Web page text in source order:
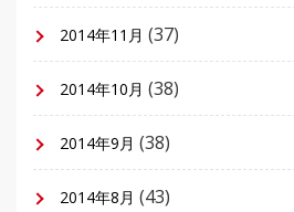
2014年11月 (37)
2014年10月 (38)
2014年9月 (38)
2014年8月 (43)